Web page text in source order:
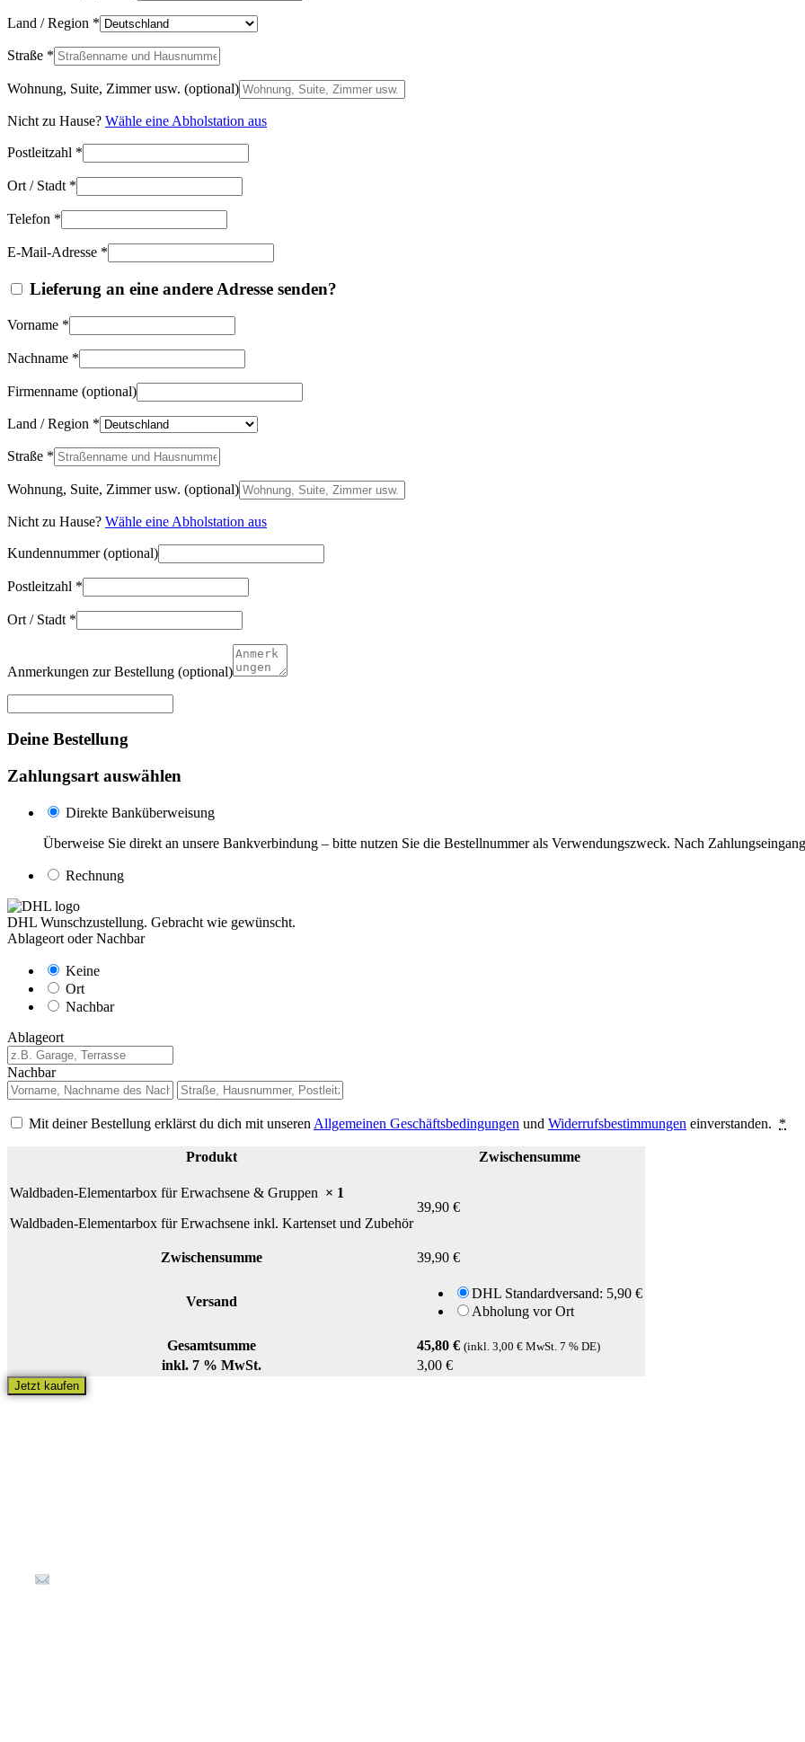
Land / Region *
Straße *
Wohnung, Suite, Zimmer usw. (optional)
Nicht zu Hause? Wähle eine Abholstation aus
Postleitzahl *
Ort / Stadt *
Telefon *
E-Mail-Adresse *
Lieferung an eine andere Adresse senden?
Vorname *
Nachname *
Firmenname (optional)
Land / Region *
Straße *
Wohnung, Suite, Zimmer usw. (optional)
Nicht zu Hause? Wähle eine Abholstation aus
Kundennummer(optional)
Postleitzahl *
Ort / Stadt *
Anmerkungen zur Bestellung (optional)
Deine Bestellung
Zahlungsart auswählen
Direkte Banküberweisung
Überweise Sie direkt an unsere Bankverbindung – bitte nutzen Sie die Bestellnummer als Verwendungszweck. Nach
Rechnung
DHL Wunschzustellung. Gebracht wie gewünscht.
Ablageort oder Nachbar
Keine
Ort
Nachbar
Ablageort
Nachbar
Mit deiner Bestellung erklärst du dich mit unseren Allgemeinen Geschäftsbedingungen und Widerrufsbestimmungen einverstanden. *
Produkt Zwischensumme
Waldbaden-Elementarbox für Erwachsene & Gruppen × 1
Waldbaden-Elementarbox für Erwachsene inkl. Kartenset und Zubehör
39,90 €
Zwischensumme 39,90 €
Versand
DHL Standardversand: 5,90 €
Abholung vor Ort
Gesamtsumme 45,80 € (inkl. 3,00 € MwSt. 7 % DE)
inkl. 7 % MwSt. 3,00 €
Jetzt kaufen